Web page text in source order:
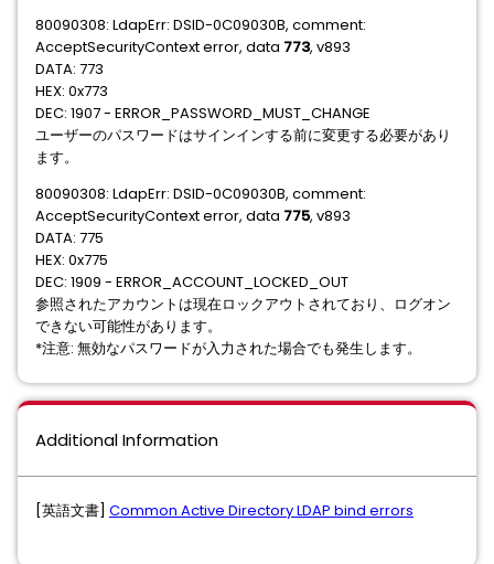
80090308: LdapErr: DSID-0C09030B, comment:
AcceptSecurityContext error, data 773, v893
DATA: 773
HEX: 0x773
DEC: 1907 - ERROR_PASSWORD_MUST_CHANGE
ユーザーのパスワードはサインインする前に変更する必要があり
ます。
80090308: LdapErr: DSID-0C09030B, comment:
AcceptSecurityContext error, data 775, v893
DATA: 775
HEX: 0x775
DEC: 1909 - ERROR_ACCOUNT_LOCKED_OUT
参照されたアカウントは現在ロックアウトされており、ログオン
できない可能性があります。
*注意: 無効なパスワードが入力された場合でも発生します。
Additional Information
[英語文書] Common Active Directory LDAP bind errors